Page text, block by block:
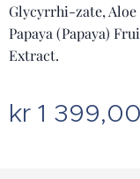
Glycyrrhi-zate, Aloe
Papaya (Papaya)
Extract.
kr 1 399,00